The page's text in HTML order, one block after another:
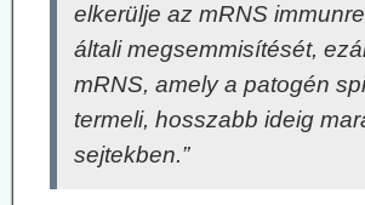
elkerülje az mRNS
általi megsemmisítését,
mRNS, amely a patogén
termeli, hosszabb ideig
sejtekben.”